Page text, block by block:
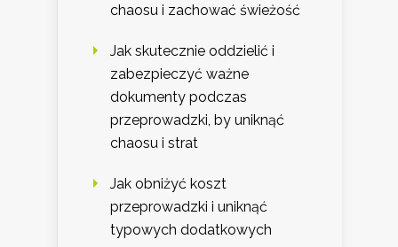
chaosu i zachować świeżość
Jak skutecznie oddzielić i
zabezpieczyć ważne
dokumenty podczas
przeprowadzki, by uniknąć
chaosu i strat
Jak obniżyć koszt
przeprowadzki i uniknąć
typowych dodatkowych